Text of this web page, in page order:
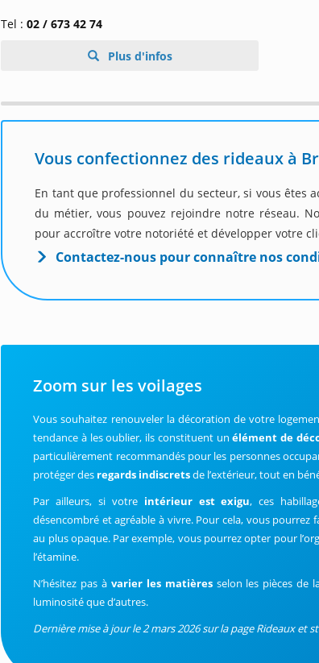
Tel :02 / 673 42 74
Plus d'infos
Vous confectionnez des rideaux à
En tant que professionnel du secteur, si vous êtes
du métier, vous pouvez rejoindre notre réseau.
pour accroître votre notoriété et développer votre
Contactez-nous pour connaître nos
Zoom sur les voilages
Vous souhaitez renouveler la décoration de votre
tendance à les oublier, ils constituent unélément de
particulièrement recommandés pour les personnes
protéger des regards indiscretsde l’extérieur, tout en
Par ailleurs, si votre intérieur est exigu, ces
désencombré et agréable à vivre. Pour cela, vous pourrez
au plus opaque. Par exemple, vous pourrez opter pour
l’étamine.
N’hésitez pas à varier les matièresselon les pièces de
luminosité que d’autres.
Dernière mise à jour le 2 mars 2026 sur la page Rideaux et